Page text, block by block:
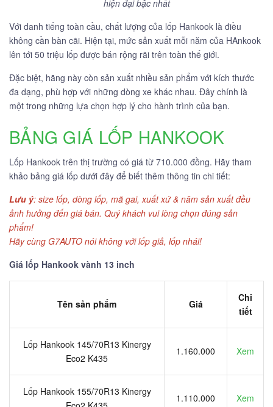
hiện đại bậc nhất
Với danh tiếng toàn cầu, chất lượng của lốp Hankook là điều
không cần bàn cãi. Hiện tại, mức sản xuất mỗi năm của HAnkook
lên tới 50 triệu lốp được bán rộng rãi trên toàn thế giới.
Đặc biệt, hãng này còn sản xuất nhiều sản phẩm với kích thước
đa dạng, phù hợp với những dòng xe khác nhau. Đây chính là
một trong những lựa chọn hợp lý cho hành trình của bạn.
BẢNG GIÁ LỐP HANKOOK
Lốp Hankook trên thị trường có giá từ 710.000 đồng. Hãy tham
khảo bảng giá lốp dưới đây để biết thêm thông tin chi tiết:
Lưu ý: size lốp, dòng lốp, mã gai, xuất xứ & năm sản xuất đều
ảnh hưởng đến giá bán. Quý khách vui lòng chọn đúng sản
phẩm!
Hãy cùng G7AUTO nói không với lốp giả, lốp nhái!
Giá lốp Hankook vành 13 inch
Tên sản phẩm Giá
Chi
tiết
Lốp Hankook 145/70R13 Kinergy
Eco2 K435
1.160.000 Xem
Lốp Hankook 155/70R13 Kinergy
1.110.000 Xem